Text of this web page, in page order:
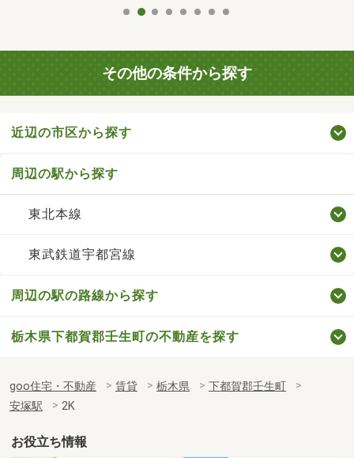
その他の条件から探す
近辺の市区から探す
周辺の駅から探す
東北本線
東武鉄道宇都宮線
周辺の駅の路線から探す
栃木県下都賀郡壬生町の不動産を探す
goo住宅・不動産 賃貸 栃木県
下都賀郡壬生町
安塚駅
2K
お役立ち情報